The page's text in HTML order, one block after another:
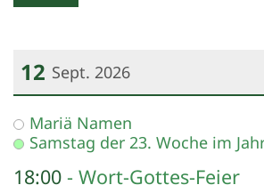
12 Sept. 2026
Datum: 12. September 2026
Mariä Namen
Samstag der 23. Woche im
18:00 Wort-Gottes-Feier